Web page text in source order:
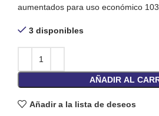
aumentados para uso económico
3 disponibles
AÑADIR AL
Añadir a la lista de deseos